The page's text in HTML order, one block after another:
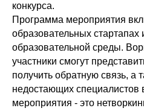
конкурса.
Программа мероприятия
образовательных стартапах
образовательной среды.
участники смогут
получить обратную связь, а
недостающих специалистов
мероприятия - это